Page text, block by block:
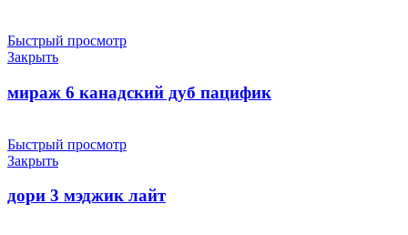
Быстрый просмотр
Закрыть
мираж 6 канадский дуб пацифик
Быстрый просмотр
Закрыть
дори 3 мэджик лайт